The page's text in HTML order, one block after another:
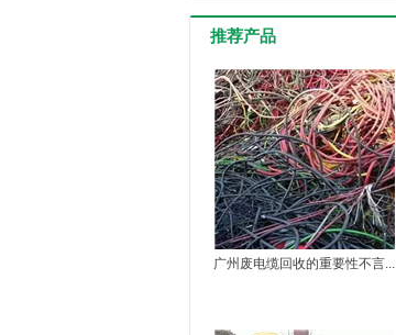
推荐产品
广州废电缆回收的重要性不言...